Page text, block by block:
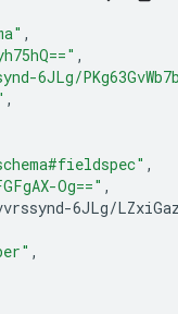
,
,
6JLg/
,
,
Og==" ,
6JLg/
,